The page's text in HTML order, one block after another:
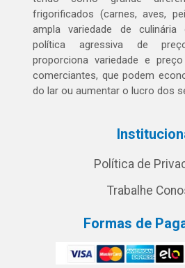
frigorificados (carnes, aves,
ampla variedade de
política agressiva de
proporciona variedade e
comerciantes, que podem
do lar ou aumentar o lucro dos
Política de
Trabalhe
Formas de